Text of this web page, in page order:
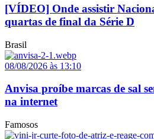
[VÍDEO] Onde assistir
quartas de final da Série D
Brasil
08/08/2026 às 13:10
Anvisa proíbe marcas de sal
na internet
Famosos